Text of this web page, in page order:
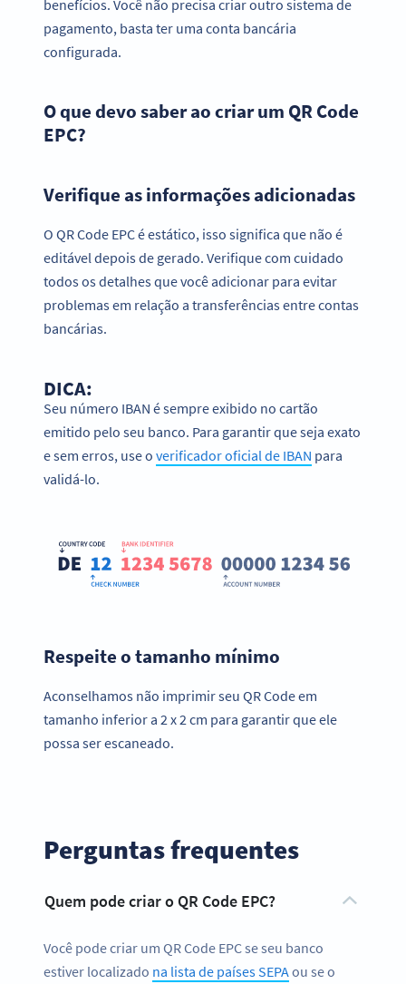
benefícios. Você não precisa criar outro sistema de
pagamento, basta ter uma conta bancária
configurada.
O que devo saber ao criar um QR Code
EPC?
Verifique as informações adicionadas
O QR Code EPC é estático, isso significa que não é
editável depois de gerado. Verifique com cuidado
todos os detalhes que você adicionar para evitar
problemas em relação a transferências entre contas
bancárias.
DICA:
Seu número IBAN é sempre exibido no cartão
emitido pelo seu banco. Para garantir que seja exato
e sem erros, use o verificador oficial de IBAN para
validá-lo.
Respeite o tamanho mínimo
Aconselhamos não imprimir seu QR Code em
tamanho inferior a 2 x 2 cm para garantir que ele
possa ser escaneado.
Perguntas frequentes
Quem pode criar o QR Code EPC?
Você pode criar um QR Code EPC se seu banco
estiver localizado na lista de países SEPAou se o